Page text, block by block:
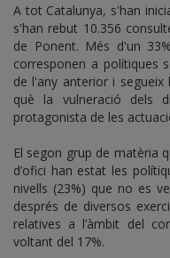
A tot Catalunya, s'han
s'han rebut 10.356
de Ponent. Més d'un
corresponen a polítiques
de l'any anterior i segueix
què la vulneració dels
protagonista de les
El segon grup de matèria
d’ofici han estat les
nivells (23%) que no es
després de diversos
relatives a l’àmbit del
voltant del 17%.